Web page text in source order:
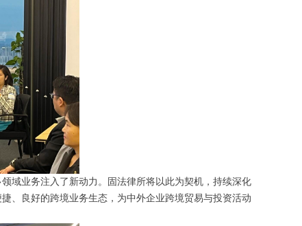
域业务注入了新动力。固法律所将以此为契机，持续深化
、良好的跨境业务生态，为中外企业跨境贸易与投资活动